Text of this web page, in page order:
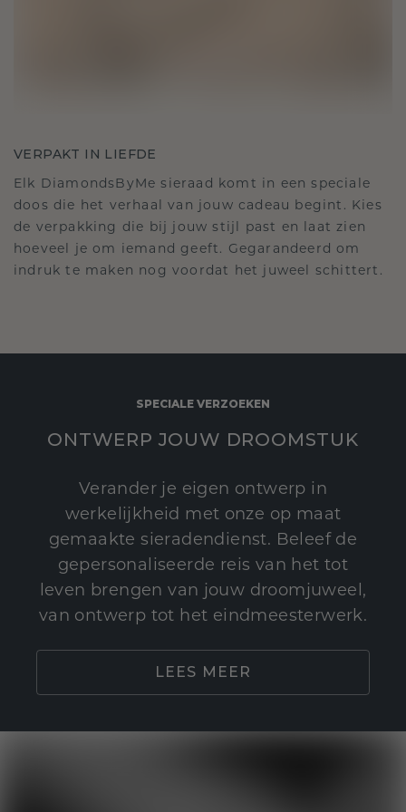
VERPAKT IN LIEFDE
Elk DiamondsByMe sieraad komt in een speciale
doos die het verhaal van jouw cadeau begint. Kies
de verpakking die bij jouw stijl past en laat zien
hoeveel je om iemand geeft. Gegarandeerd om
indruk te maken nog voordat het juweel schittert.
SPECIALE VERZOEKEN
ONTWERP JOUW DROOMSTUK
Verander je eigen ontwerp in
werkelijkheid met onze op maat
gemaakte sieradendienst. Beleef de
gepersonaliseerde reis van het tot
leven brengen van jouw droomjuweel,
van ontwerp tot het eindmeesterwerk.
LEES MEER